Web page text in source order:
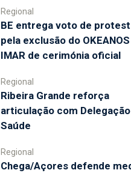
Regional
BE entrega voto de
pela exclusão do
IMAR de cerimónia oficial
Regional
Ribeira Grande reforça
articulação com
Saúde
Regional
Chega/Açores defende